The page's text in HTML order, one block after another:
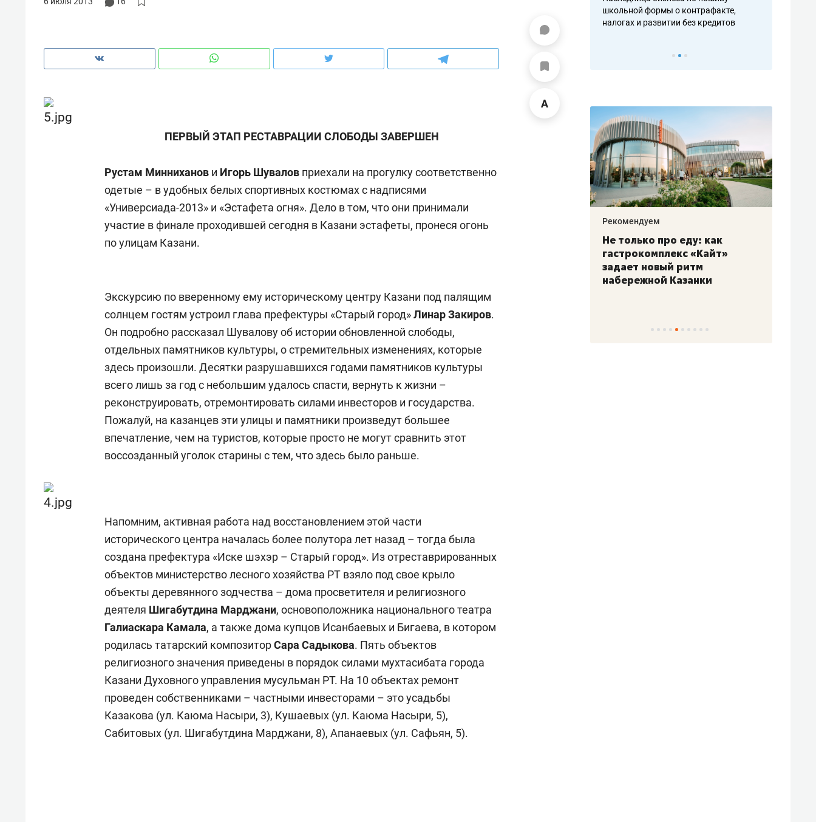
ПЕРВЫЙ ЭТАП РЕСТАВРАЦИИ СЛОБОДЫ ЗАВЕРШЕН
Рустам Минниханов и Игорь Шувалов приехали на прогулку соответственно
одетые – в удобных белых спортивных костюмах с надписями
«Универсиада-2013» и «Эстафета огня». Дело в том, что они принимали
участие в финале проходившей сегодня в Казани эстафеты, пронеся огонь
по улицам Казани.
Экскурсию по вверенному ему историческому центру Казани под палящим
солнцем гостям устроил глава префектуры «Старый город»Линар Закиров.
Он подробно рассказал Шувалову об истории обновленной слободы,
отдельных памятников культуры, о стремительных изменениях, которые
здесь произошли. Десятки разрушавшихся годами памятников культуры
всего лишь за год с небольшим удалось спасти, вернуть к жизни –
реконструировать, отремонтировать силами инвесторов и государства.
Пожалуй, на казанцев эти улицы и памятники произведут большее
впечатление, чем на туристов, которые просто не могут сравнить этот
воссозданный уголок старины с тем, что здесь было раньше.
Напомним, активная работа над восстановлением этой части
исторического центра началась более полутора лет назад – тогда была
создана префектура «Иске шэхэр – Старый город». Из отреставрированных
объектов министерство лесного хозяйства РТ взяло под свое крыло
объекты деревянного зодчества – дома просветителя и религиозного
деятеля Шигабутдина Марджани, основоположника национального театра
Галиаскара Камала, а также дома купцов Исанбаевых и Бигаева, в котором
родилась татарский композиторСара Садыкова. Пять объектов
религиозного значения приведены в порядок силами мухтасибата города
Казани Духовного управления мусульман РТ. На 10 объектах ремонт
проведен собственниками – частными инвесторами – это усадьбы
Казакова (ул. Каюма Насыри, 3), Кушаевых (ул. Каюма Насыри, 5),
Сабитовых (ул. Шигабутдина Марджани, 8), Апанаевых (ул. Сафьян, 5).
школьной формы о контрафакте,
налогах и развитии без кредитов
Рекомендуем
Опыт выживания в дикой
природе, работа
антихрупких команд
Рекомендуем Рекомендуем Рекомендуем
Не только про еду: как
гастрокомплекс «Кайт»
задает новый ритм
набережной Казанки